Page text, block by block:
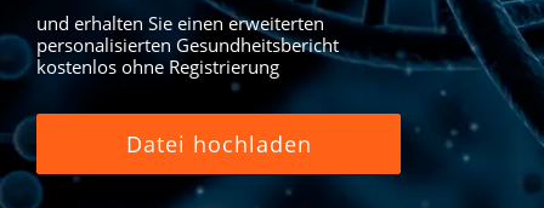
und erhalten Sie einen erweiterten
personalisierten Gesundheitsbericht
kostenlos ohne Registrierung
Datei hochladen